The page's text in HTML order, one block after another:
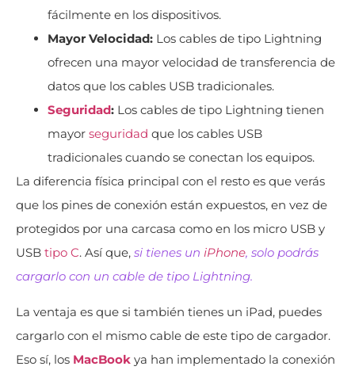
fácilmente en los dispositivos.
Mayor Velocidad: Los cables de tipo Lightning
ofrecen una mayor velocidad de transferencia de
datos que los cables USB tradicionales.
Seguridad: Los cables de tipo Lightning tienen
mayor seguridad que los cables USB
tradicionales cuando se conectan los equipos.
La diferencia física principal con el resto es que verás
que los pines de conexión están expuestos, en vez de
protegidos por una carcasa como en los micro USB y
USB tipo C. Así que, si tienes un iPhone, solo podrás
cargarlo con un cable de tipo Lightning.
La ventaja es que si también tienes un iPad, puedes
cargarlo con el mismo cable de este tipo de cargador.
Eso sí, los MacBook ya han implementado la conexión